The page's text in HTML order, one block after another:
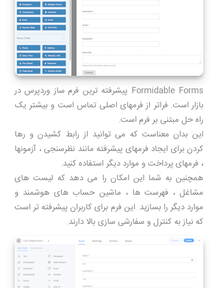
Formidable Forms پیشرفته ترین فرم ساز وردپرس در
بازار است. فراتر از فرمهای اصلی تماس است و بیشتر یک
راه حل مبتنی بر فرم است.
این بدان معناست که می توانید از رابط کشیدن و رها
کردن برای ایجاد فرمهای پیشرفته مانند نظرسنجی ، آزمونها
، فرمهای پرداخت و موارد دیگر استفاده کنید.
همچنین به شما این امکان را می دهد که لیست های
مشاغل ، فهرست ها ، ماشین حساب های هوشمند و
موارد دیگر را بسازید. این فرم برای کاربران پیشرفته تر است
که نیاز به کنترل و سفارشی سازی بالا دارند.